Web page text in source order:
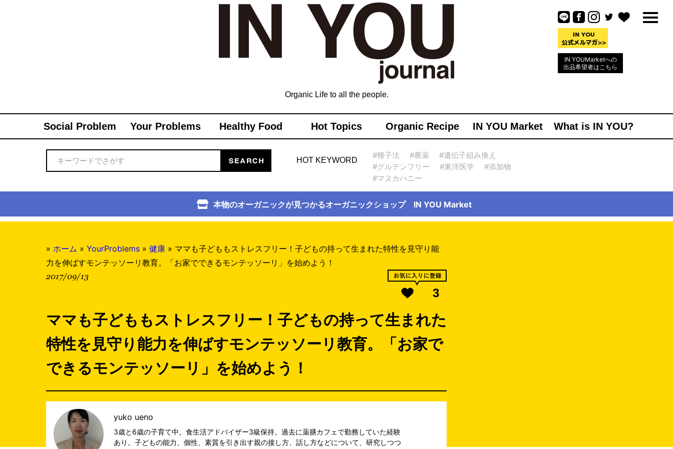
IN YOUMarketへの
出品希望者はこちら
Organic Life to all the people.
Social Problem Your Problems Healthy Food Hot Topics Organic Recipe IN YOU Market What is IN YOU?
HOT KEYWORD
#種子法 #農薬
#遺伝子組み換え
#グルテンフリー
#東洋医学
#添加物
#マヌカハニー
本物のオーガニックが見つかるオーガニックショップ IN YOU Market
» ホーム » YourProblems » 健康 » ママも子どももストレスフリー！子どもの持って生まれた特性を見守り能
力を伸ばすモンテッソーリ教育。「お家でできるモンテッソーリ」を始めよう！
2017/09/13
3
ママも子どももストレスフリー！子どもの持って生まれた
特性を見守り能力を伸ばすモンテッソーリ教育。「お家で
できるモンテッソーリ」を始めよう！
yuko ueno
3歳と6歳の子育て中。食生活アドバイザー3級保持。過去に薬膳カフェで勤務していた経験
あり。子どもの能力、個性、素質を引き出す親の接し方、話し方などについて、研究しつつ